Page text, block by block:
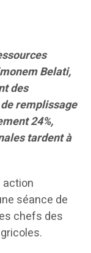
Belati,
des
remplissage
24%,
tardent à
action
séance de
chefs des